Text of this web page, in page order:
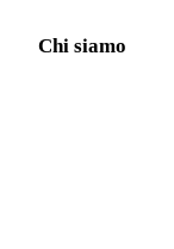
Chi siamo